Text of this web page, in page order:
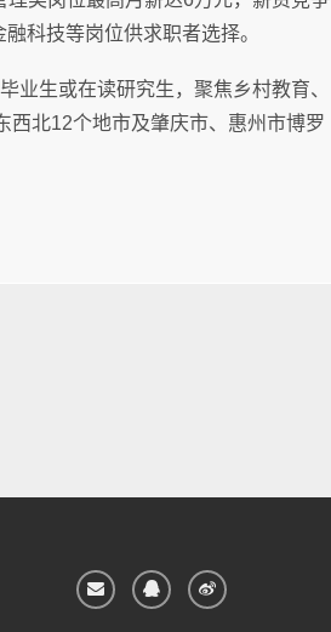
科技等岗位供求职者选择。
业生或在读研究生，聚焦乡村教育、
西北12个地市及肇庆市、惠州市博罗